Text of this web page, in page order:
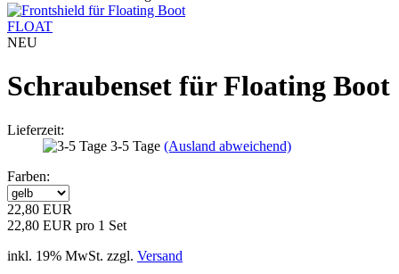
FLOAT
NEU
Schraubenset für Floating Boot
Lieferzeit:
3-5 Tage (Ausland abweichend)
Farben:
22,80 EUR
22,80 EUR pro 1 Set
inkl. 19% MwSt. zzgl. Versand